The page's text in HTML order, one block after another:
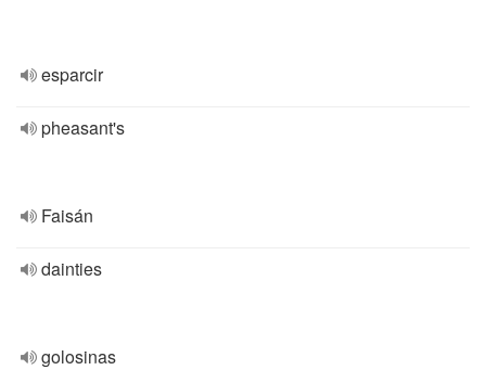
esparcir
pheasant's
Faisán
dainties
golosinas